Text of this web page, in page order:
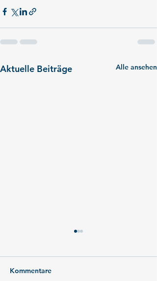
Aktuelle Beiträge Alle ansehen
Kommentare